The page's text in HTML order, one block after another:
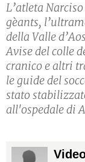
L’atleta
gèants,
della Valle
Avise del colle
cranico e altri
le guide del
stato
all'ospedale di